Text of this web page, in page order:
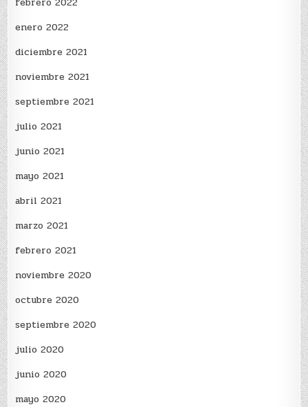
enero 2022
diciembre 2021
noviembre 2021
septiembre 2021
julio 2021
junio 2021
mayo 2021
abril 2021
marzo 2021
febrero 2021
noviembre 2020
octubre 2020
septiembre 2020
julio 2020
junio 2020
mayo 2020